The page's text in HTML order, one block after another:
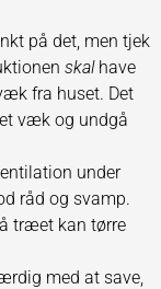
på det, men tjek
skalhave
fra huset. Det
væk og undgå
under
råd og svamp.
træet kan tørre
med at save,